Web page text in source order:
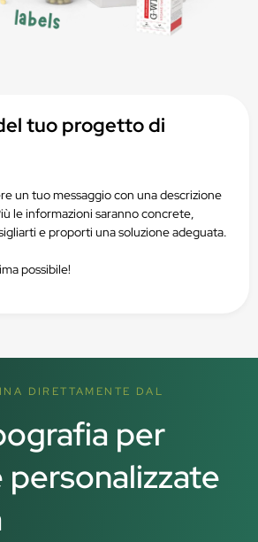
tuo progetto di
un tuo messaggio con una descrizione
le informazioni saranno concrete,
e proporti una soluzione adeguata.
possibile!
DIRETTAMENTE DAL
per